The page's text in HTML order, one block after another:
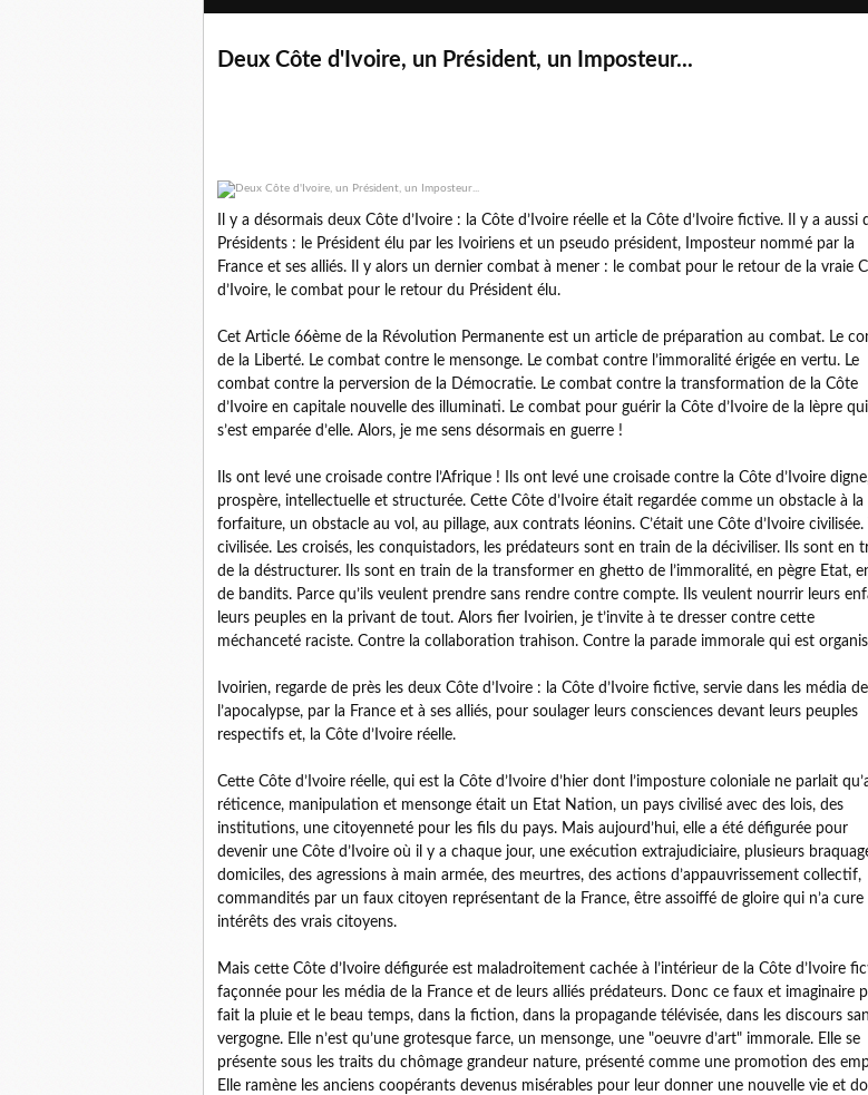
Deux Côte d'Ivoire, un Président, un Imposteur...
Il y a désormais deux Côte d’Ivoire : la Côte d’Ivoire réelle et la Côte d’Ivoire fictive. Il y a aussi
Présidents : le Président élu par les Ivoiriens et un pseudo président, Imposteur nommé par la
France et ses alliés. Il y alors un dernier combat à mener : le combat pour le retour de la vraie
d’Ivoire, le combat pour le retour du Président élu.
Cet Article 66ème de la Révolution Permanente est un article de préparation au combat. Le
de la Liberté. Le combat contre le mensonge. Le combat contre l’immoralité érigée en vertu. Le
combat contre la perversion de la Démocratie. Le combat contre la transformation de la Côte
d’Ivoire en capitale nouvelle des illuminati. Le combat pour guérir la Côte d’Ivoire de la lèpre qui
s’est emparée d’elle. Alors, je me sens désormais en guerre !
Ils ont levé une croisade contre l’Afrique ! Ils ont levé une croisade contre la Côte d’Ivoire
prospère, intellectuelle et structurée. Cette Côte d’Ivoire était regardée comme un obstacle à la
forfaiture, un obstacle au vol, au pillage, aux contrats léonins. C’était une Côte d’Ivoire civilisée.
civilisée. Les croisés, les conquistadors, les prédateurs sont en train de la déciviliser. Ils sont en
de la déstructurer. Ils sont en train de la transformer en ghetto de l’immoralité, en pègre Etat,
de bandits. Parce qu’ils veulent prendre sans rendre contre compte. Ils veulent nourrir leurs
leurs peuples en la privant de tout. Alors fier Ivoirien, je t’invite à te dresser contre cette
méchanceté raciste. Contre la collaboration trahison. Contre la parade immorale qui est
Ivoirien, regarde de près les deux Côte d’Ivoire : la Côte d’Ivoire fictive, servie dans les média de
l’apocalypse, par la France et à ses alliés, pour soulager leurs consciences devant leurs peuples
respectifs et, la Côte d’Ivoire réelle.
Cette Côte d’Ivoire réelle, qui est la Côte d’Ivoire d’hier dont l’imposture coloniale ne parlait
réticence, manipulation et mensonge était un Etat Nation, un pays civilisé avec des lois, des
institutions, une citoyenneté pour les fils du pays. Mais aujourd’hui, elle a été défigurée pour
devenir une Côte d’Ivoire où il y a chaque jour, une exécution extrajudiciaire, plusieurs
domiciles, des agressions à main armée, des meurtres, des actions d’appauvrissement collectif,
commandités par un faux citoyen représentant de la France, être assoiffé de gloire qui n’a cure
intérêts des vrais citoyens.
Mais cette Côte d’Ivoire défigurée est maladroitement cachée à l’intérieur de la Côte d’Ivoire
façonnée pour les média de la France et de leurs alliés prédateurs. Donc ce faux et imaginaire
fait la pluie et le beau temps, dans la fiction, dans la propagande télévisée, dans les discours
vergogne. Elle n’est qu’une grotesque farce, un mensonge, une "oeuvre d’art" immorale. Elle se
présente sous les traits du chômage grandeur nature, présenté comme une promotion des
Elle ramène les anciens coopérants devenus misérables pour leur donner une nouvelle vie et